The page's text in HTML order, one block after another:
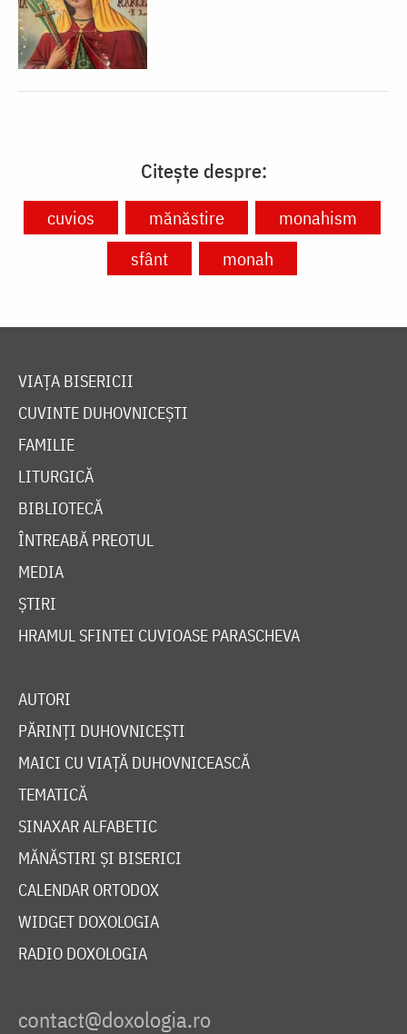
Citește despre:
cuvios mănăstire
monahism
sfânt
monah
VIAȚA BISERICII
CUVINTE DUHOVNICEȘTI
FAMILIE
LITURGICĂ
BIBLIOTECĂ
ÎNTREABĂ PREOTUL
MEDIA
ȘTIRI
HRAMUL SFINTEI CUVIOASE PARASCHEVA
AUTORI
PĂRINȚI DUHOVNICEȘTI
MAICI CU VIAȚĂ DUHOVNICEASCĂ
TEMATICĂ
SINAXAR ALFABETIC
MĂNĂSTIRI ȘI BISERICI
CALENDAR ORTODOX
WIDGET DOXOLOGIA
RADIO DOXOLOGIA